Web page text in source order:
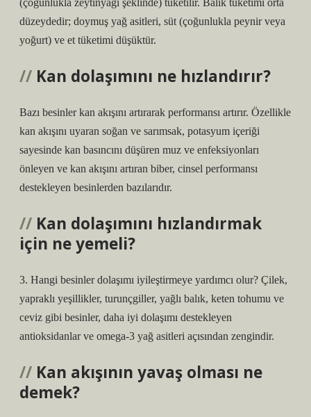
(çoğunlukla zeytinyağı şeklinde) tüketilir. Balık tüketimi orta
düzeydedir; doymuş yağ asitleri, süt (çoğunlukla peynir veya
yoğurt) ve et tüketimi düşüktür.
Kan dolaşımını ne hızlandırır?
Bazı besinler kan akışını artırarak performansı artırır. Özellikle
kan akışını uyaran soğan ve sarımsak, potasyum içeriği
sayesinde kan basıncını düşüren muz ve enfeksiyonları
önleyen ve kan akışını artıran biber, cinsel performansı
destekleyen besinlerden bazılarıdır.
Kan dolaşımını hızlandırmak
için ne yemeli?
3. Hangi besinler dolaşımı iyileştirmeye yardımcı olur? Çilek,
yapraklı yeşillikler, turunçgiller, yağlı balık, keten tohumu ve
ceviz gibi besinler, daha iyi dolaşımı destekleyen
antioksidanlar ve omega-3 yağ asitleri açısından zengindir.
Kan akışının yavaş olması ne
demek?